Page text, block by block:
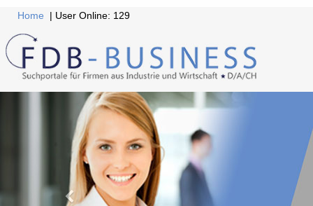
Home | User Online: 129